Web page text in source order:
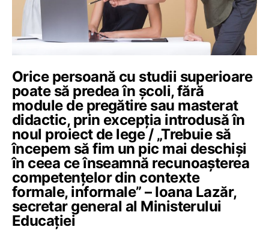
Orice persoană cu studii superioare
poate să predea în școli, fără
module de pregătire sau masterat
didactic, prin excepția introdusă în
noul proiect de lege / „Trebuie să
începem să fim un pic mai deschiși
în ceea ce înseamnă recunoașterea
competențelor din contexte
formale, informale” – Ioana Lazăr,
secretar general al Ministerului
Educației